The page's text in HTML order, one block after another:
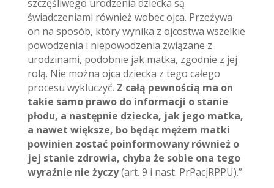
szczęśliwego urodzenia dziecka są
świadczeniami również wobec ojca. Przeżywa
on na sposób, który wynika z ojcostwa wszelkie
powodzenia i niepowodzenia związane z
urodzinami, podobnie jak matka, zgodnie z jej
rolą. Nie można ojca dziecka z tego całego
procesu wykluczyć. Z całą pewnością ma on
takie samo prawo do informacji o stanie
płodu, a następnie dziecka, jak jego matka,
a nawet większe, bo będąc mężem matki
powinien zostać poinformowany również o
jej stanie zdrowia, chyba że sobie ona tego
wyraźnie nie życzy(art. 9 i nast. PrPacjRPPU).”